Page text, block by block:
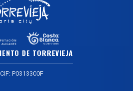
DE TORREVIEJA
CIF: P0313300F